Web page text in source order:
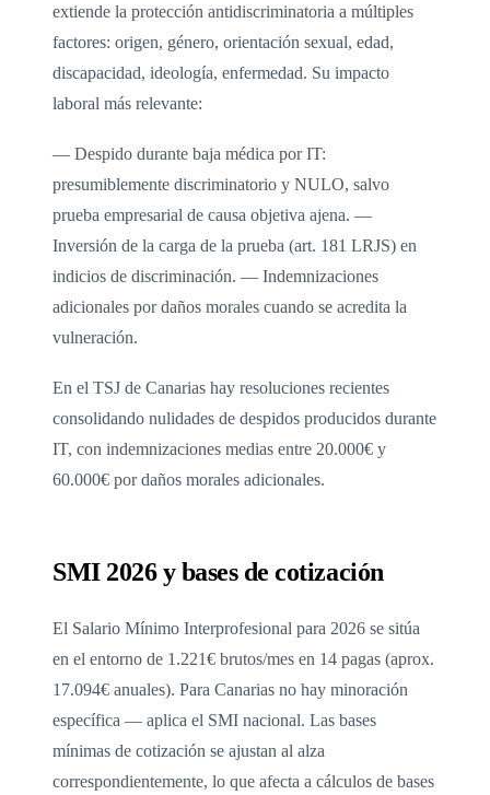
extiende la protección antidiscriminatoria a múltiples
factores: origen, género, orientación sexual, edad,
discapacidad, ideología, enfermedad. Su impacto
laboral más relevante:
— Despido durante baja médica por IT:
presumiblemente discriminatorio y NULO, salvo
prueba empresarial de causa objetiva ajena. —
Inversión de la carga de la prueba (art. 181 LRJS) en
indicios de discriminación. — Indemnizaciones
adicionales por daños morales cuando se acredita la
vulneración.
En el TSJ de Canarias hay resoluciones recientes
consolidando nulidades de despidos producidos durante
IT, con indemnizaciones medias entre 20.000€ y
60.000€ por daños morales adicionales.
SMI 2026 y bases de cotización
El Salario Mínimo Interprofesional para 2026 se sitúa
en el entorno de 1.221€ brutos/mes en 14 pagas (aprox.
17.094€ anuales). Para Canarias no hay minoración
específica — aplica el SMI nacional. Las bases
mínimas de cotización se ajustan al alza
correspondientemente, lo que afecta a cálculos de bases